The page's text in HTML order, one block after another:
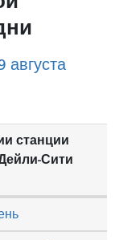
августа
станции
Сити